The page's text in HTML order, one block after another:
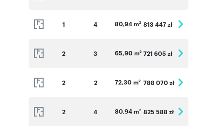
1 4 80,94 m2 813 447 zł
2 3 65,90 m2 721 605 zł
2 2 72,30 m2 788 070 zł
2 4 80,94 m2 825 588 zł